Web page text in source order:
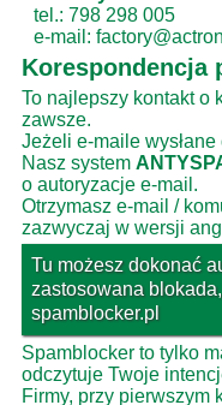
tel.: 798 298 005
e-mail:
Korespondencja
To najlepszy kontakt o
zawsze.
Jeżeli e-maile
Nasz system
o autoryzacje e-mail.
Otrzymasz e-mail /
zazwyczaj w wersji
Tu możesz dokonać
zastosowana
spamblocker.pl
Spamblocker to tylko
odczytuje Twoje
Firmy, przy pierwszym